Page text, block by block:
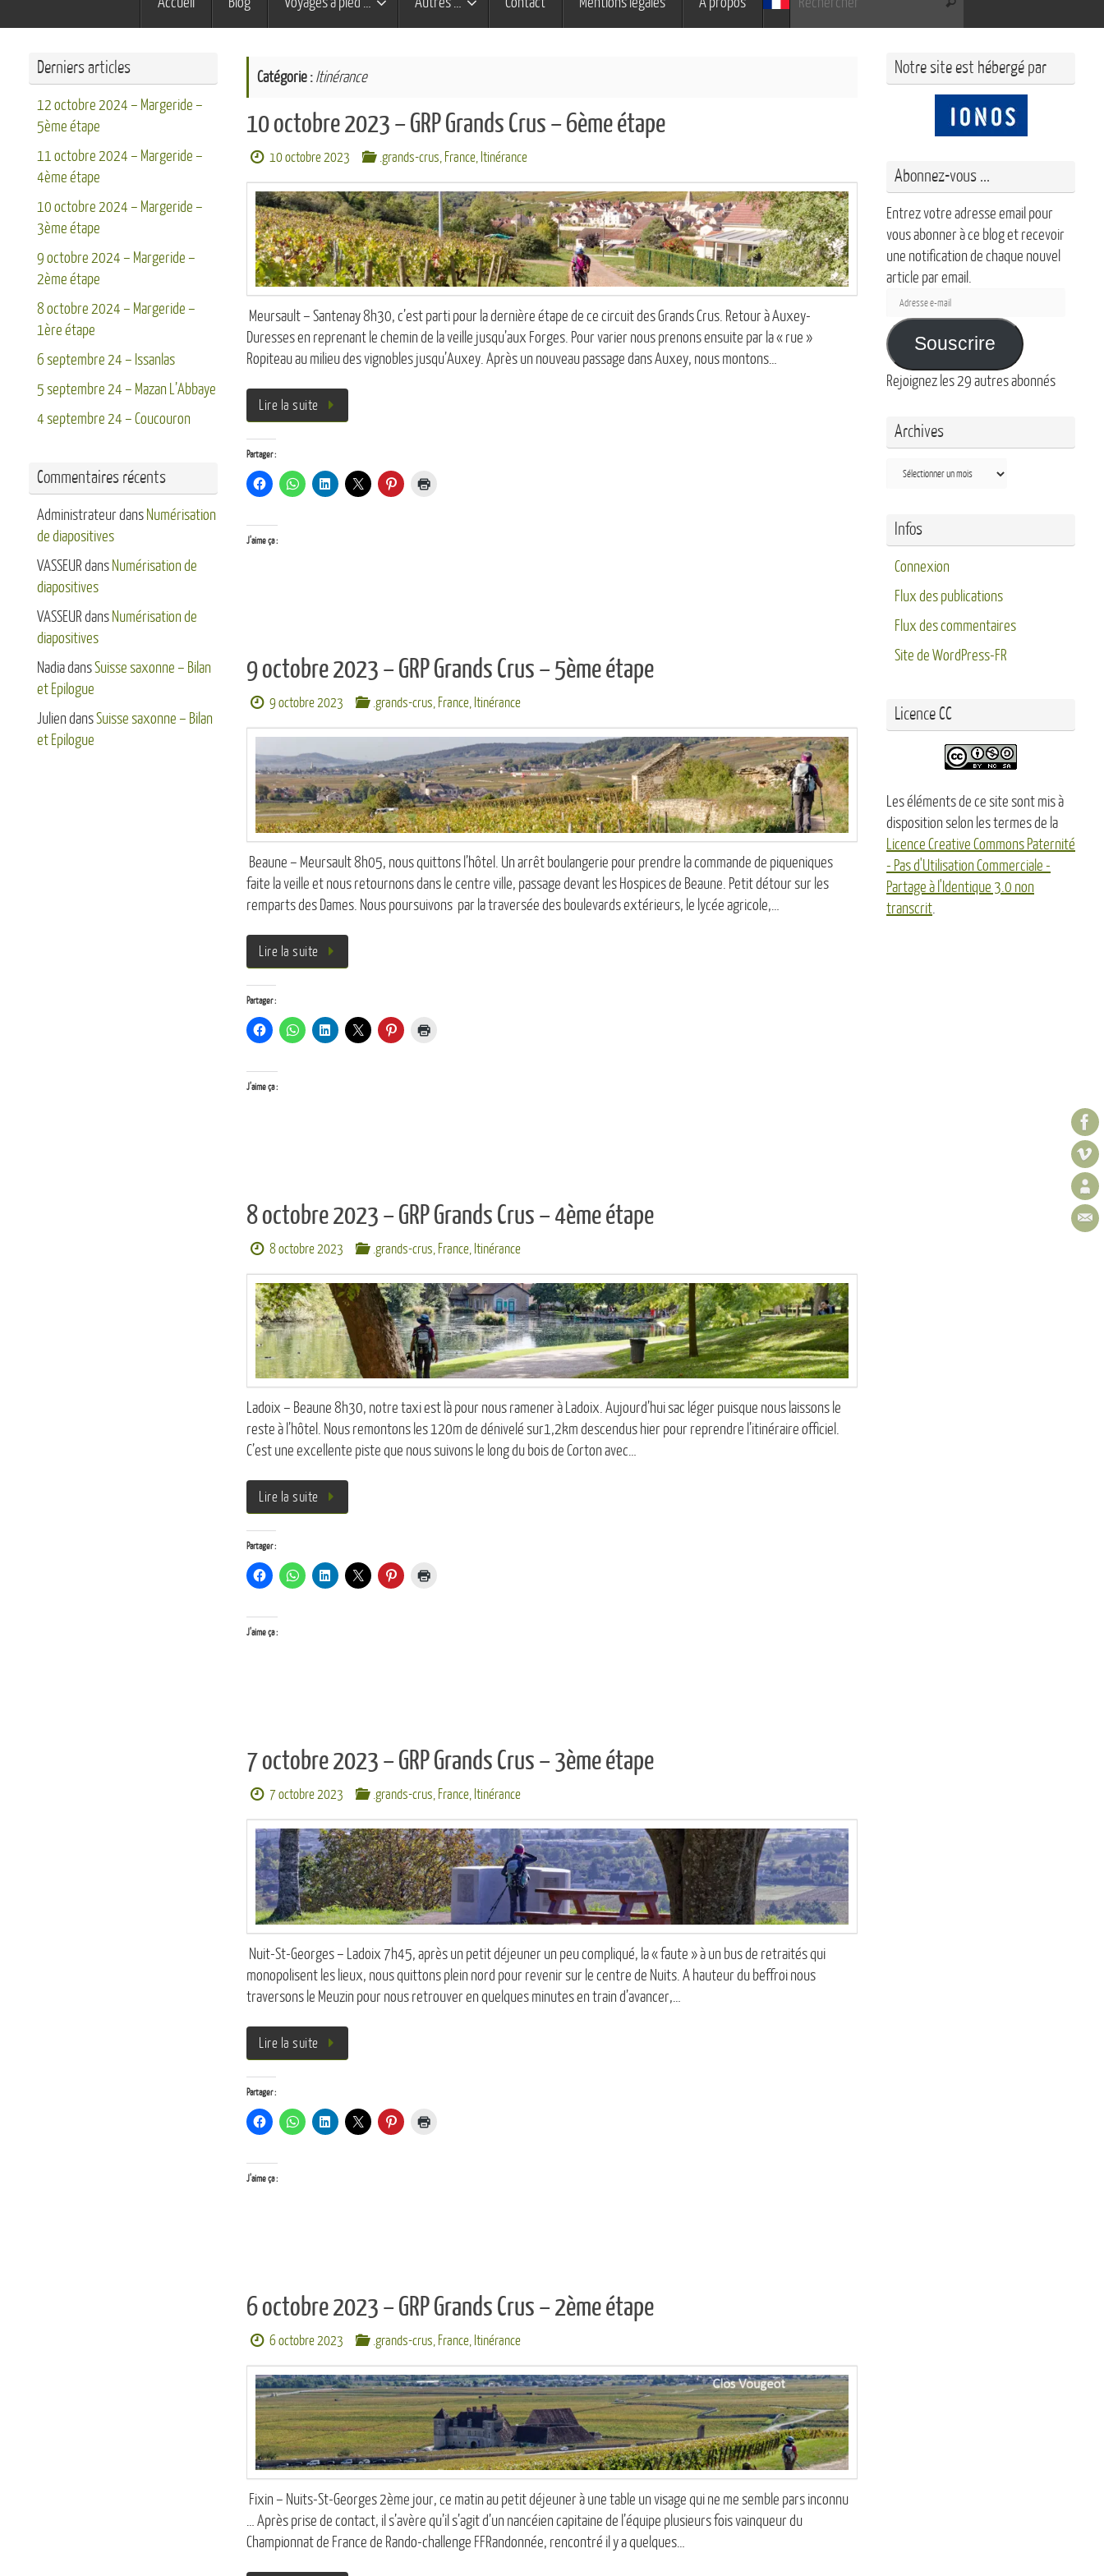
Catégorie : Itinérance
10 octobre 2023 – GRP Grands Crus – 6ème étape
10 octobre 2023 .grands-crus, France, Itinérance
Meursault – Santenay 8h30, c’est parti pour la dernière étape de ce circuit des Grands Crus. Retour à Auxey-
Duresses en reprenant le chemin de la veille jusqu’aux Forges. Pour varier nous prenons ensuite par la « rue »
Ropiteau au milieu des vignobles jusqu’Auxey. Après un nouveau passage dans Auxey, nous montons…
Lire la suite
Partager :
J’aime ça :
9 octobre 2023 – GRP Grands Crus – 5ème étape
9 octobre 2023 .grands-crus, France, Itinérance
Beaune – Meursault 8h05, nous quittons l’hôtel. Un arrêt boulangerie pour prendre la commande de piqueniques
faite la veille et nous retournons dans le centre ville, passage devant les Hospices de Beaune. Petit détour sur les
remparts des Dames. Nous poursuivons par la traversée des boulevards extérieurs, le lycée agricole,…
Lire la suite
Partager :
J’aime ça :
8 octobre 2023 – GRP Grands Crus – 4ème étape
8 octobre 2023 .grands-crus, France, Itinérance
Ladoix – Beaune 8h30, notre taxi est là pour nous ramener à Ladoix. Aujourd’hui sac léger puisque nous laissons le
reste à l’hôtel. Nous remontons les 120m de dénivelé sur1,2km descendus hier pour reprendre l’itinéraire officiel.
C’est une excellente piste que nous suivons le long du bois de Corton avec…
Lire la suite
Partager :
J’aime ça :
7 octobre 2023 – GRP Grands Crus – 3ème étape
7 octobre 2023 .grands-crus, France, Itinérance
Nuit-St-Georges – Ladoix 7h45, après un petit déjeuner un peu compliqué, la « faute » à un bus de retraités qui
monopolisent les lieux, nous quittons plein nord pour revenir sur le centre de Nuits. A hauteur du beffroi nous
traversons le Meuzin pour nous retrouver en quelques minutes en train d’avancer,…
Lire la suite
Partager :
J’aime ça :
6 octobre 2023 – GRP Grands Crus – 2ème étape
6 octobre 2023 .grands-crus France Itinérance
Fixin – Nuits-St-Georges 2ème jour, ce matin au petit déjeuner à une table un visage qui ne me semble pars inconnu
… Après prise de contact, il s’avère qu’il s’agit d’un nancéien capitaine de l’équipe plusieurs fois vainqueur du
Championnat de France de Rando-challenge FFRandonnée, rencontré il y a quelques…
Derniers articles
12 octobre 2024 – Margeride –
5ème étape
11 octobre 2024 – Margeride –
4ème étape
10 octobre 2024 – Margeride –
3ème étape
9 octobre 2024 – Margeride –
2ème étape
8 octobre 2024 – Margeride –
1ère étape
6 septembre 24 – Issanlas
5 septembre 24 – Mazan L’Abbaye
4 septembre 24 – Coucouron
Commentaires récents
Administrateurdans Numérisation
de diapositives
VASSEUR dans Numérisation de
diapositives
VASSEUR dans Numérisation de
diapositives
NadiadansSuisse saxonne – Bilan
et Epilogue
Julien dansSuisse saxonne – Bilan
et Epilogue
Notre site est hébergé par
Abonnez-vous ...
Entrez votre adresse email pour
vous abonner à ce blog et recevoir
une notification de chaque nouvel
article par email.
Adresse
e-
mail
Souscrire
Rejoignez les 29 autres abonnés
Archives
Archives
Infos
Connexion
Flux des publications
Flux des commentaires
Site de WordPress-FR
Licence CC
Les éléments de ce site sont mis à
disposition selon les termes de la
Licence Creative Commons Paternité
- Pas d'Utilisation Commerciale -
Partage à l'Identique 3.0 non
transcrit